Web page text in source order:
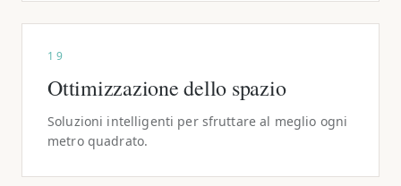
19
Ottimizzazione dello spazio
Soluzioni intelligenti per sfruttare al meglio ogni
metro quadrato.